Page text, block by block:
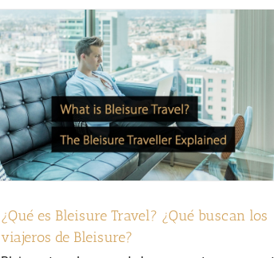
¿Qué es Bleisure Travel? ¿Qué buscan los
viajeros de Bleisure?